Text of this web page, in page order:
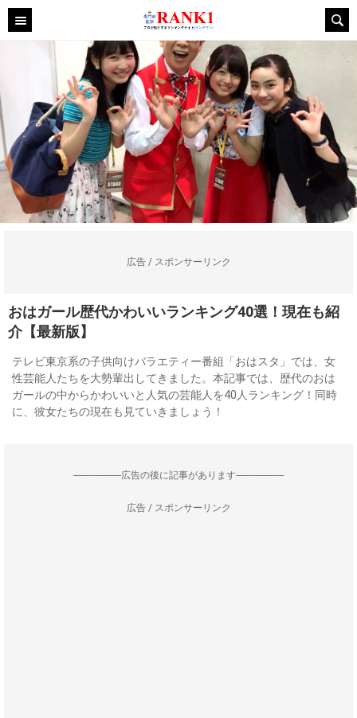
広告 / スポンサーリンク
おはガール歴代かわいいランキング40選！現在も紹
介【最新版】
テレビ東京系の子供向けバラエティー番組「おはスタ」では、女
性芸能人たちを大勢輩出してきました。本記事では、歴代のおは
ガールの中からかわいいと人気の芸能人を40人ランキング！同時
に、彼女たちの現在も見ていきましょう！
--------------------広告の後に記事があります--------------------
広告 / スポンサーリンク